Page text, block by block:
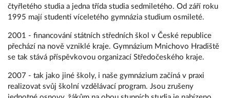
čtyřletého studia a jedna třída studia sedmiletého. Od září roku
1995 mají studenti víceletého gymnázia studium osmileté.
2001 - financování státních středních škol v České republice
přechází na nově vzniklé kraje. Gymnázium Mnichovo Hradiště
se tak stává příspěvkovou organizací Středočeského kraje.
2007 - tak jako jiné školy, i naše gymnázium začíná v praxi
realizovat svůj školní vzdělávací program. Jsou zrušeny